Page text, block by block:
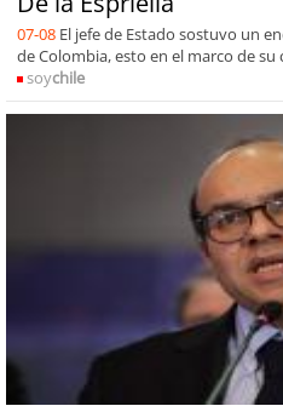
07-08 El jefe de Estado sostuvo un
de Colombia, esto en el marco de
soychile